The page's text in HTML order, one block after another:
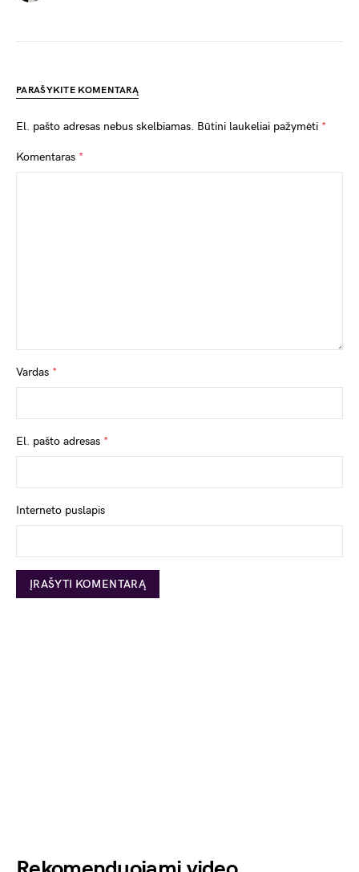
PARAŠYKITE KOMENTARĄ
El. pašto adresas nebus skelbiamas. Būtini laukeliai pažymėti *
Komentaras *
Vardas *
El. pašto adresas *
Interneto puslapis